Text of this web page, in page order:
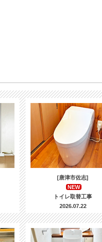
[唐津市佐志]
NEW
トイレ取替工事
2026.07.22